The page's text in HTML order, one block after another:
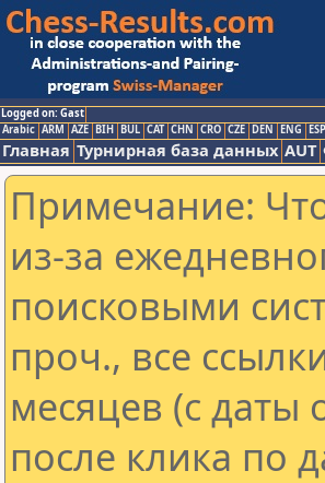
Logged on: Gast
Arabic ARM AZE BIH BUL CAT CHN CRO CZE DEN ENG ESP
Главная Турнирная база данных AUT
Примечание:
из-за
поисковыми
проч., все
месяцев (с даты
после клика по